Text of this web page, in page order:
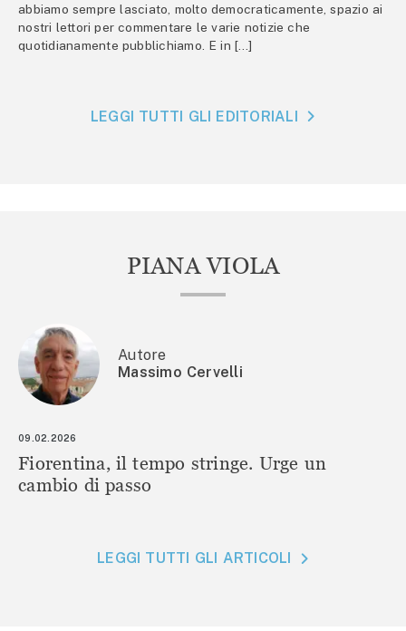
abbiamo sempre lasciato, molto democraticamente, spazio ai
nostri lettori per commentare le varie notizie che
quotidianamente pubblichiamo. E in […]
LEGGI TUTTI GLI EDITORIALI
PIANA VIOLA
Autore
Massimo Cervelli
09.02.2026
Fiorentina, il tempo stringe. Urge un
cambio di passo
LEGGI TUTTI GLI ARTICOLI